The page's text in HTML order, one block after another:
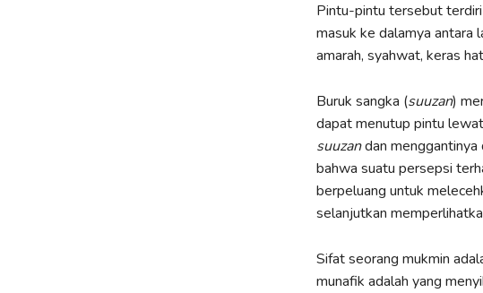
Pintu-pintu tersebut
masuk ke dalamya antara
amarah, syahwat, keras
Buruk sangka (suuzan)
dapat menutup pintu
suuzandan menggantinya
bahwa suatu persepsi
berpeluang untuk
selanjutkan
Sifat seorang mukmin
munafik adalah yang